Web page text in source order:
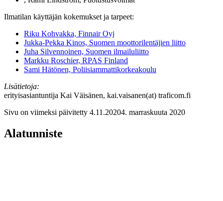
Ilmatilan käyttäjän kokemukset ja tarpeet:
Riku Kohvakka, Finnair Oyj
Jukka-Pekka Kinos, Suomen moottorilentäjien liitto
Juha Silvennoinen, Suomen ilmailuliitto
Markku Roschier, RPAS Finland
Sami Hätönen, Poliisiammattikorkeakoulu
Lisätietoja:
erityisasiantuntija Kai Väisänen, kai.vaisanen(at) traficom.fi
Sivu on viimeksi päivitetty 4.11.20204. marraskuuta 2020
Alatunniste